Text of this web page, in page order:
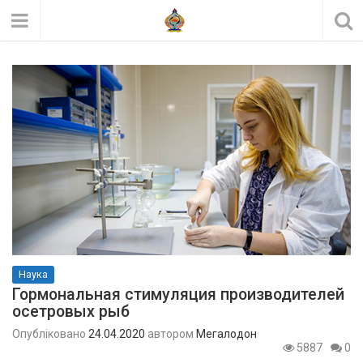
Наука
Гормональная стимуляция производителей
осетровых рыб
Опубліковано 24.04.2020 автором Мегалодон
5887
0